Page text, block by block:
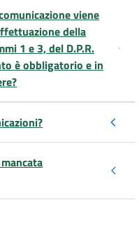
viene
della
1 e 3, del D.P.R.
è obbligatorio e in